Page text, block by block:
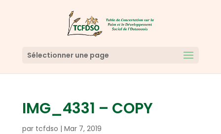
Sélectionner une page
IMG_4331 – COPY
par tcfdso | Mar 7, 2019